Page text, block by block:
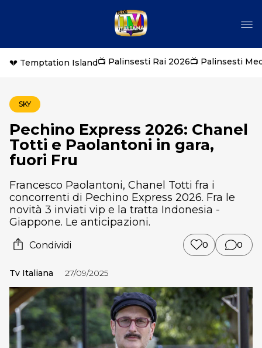
💔 Temptation Island📺 Palinsesti Rai 2026📺 Palinsesti
SKY
Pechino Express 2026: Chanel
Totti e Paolantoni in gara,
fuori Fru
Francesco Paolantoni, Chanel Totti fra i
concorrenti di Pechino Express 2026. Fra le
novità 3 inviati vip e la tratta Indonesia -
Giappone. Le anticipazioni.
Condividi 0 0
Tv Italiana 27/09/2025